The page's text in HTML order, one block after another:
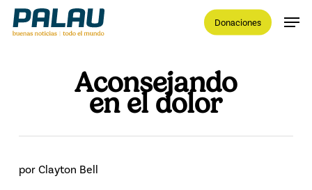
main
content
Donaciones
Aconsejando
en el dolor
por Clayton Bell